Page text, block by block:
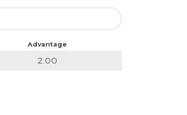
Advantage
2.00